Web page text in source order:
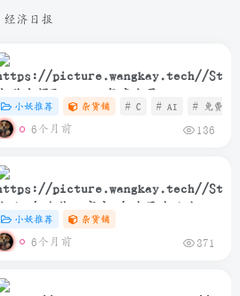
经济日报
大学生领取Gemini年度会员
小妖推荐 杂货铺 # C # AI # 免费
6个月前 136
企业 / 个体工商户 / 农民专业合作
社年报填报指南
小妖推荐 杂货铺
6个月前 371